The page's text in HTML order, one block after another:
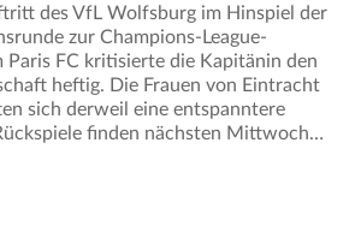
des VfL Wolfsburg im Hinspiel der
zur Champions-League-
Paris FC kritisierte die Kapitänin den
heftig. Die Frauen von Eintracht
sich derweil eine entspanntere
finden nächsten Mittwoch…